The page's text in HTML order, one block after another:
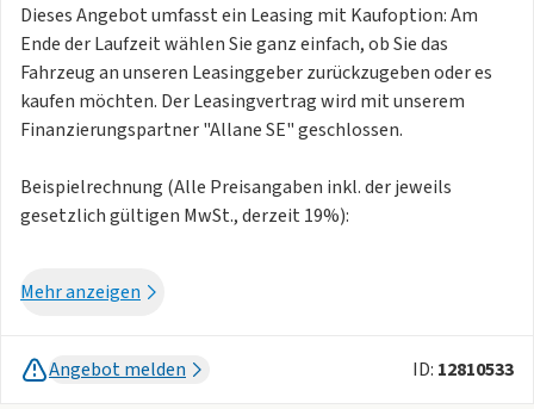
Dieses Angebot umfasst ein Leasing mit Kaufoption: Am
Ende der Laufzeit wählen Sie ganz einfach, ob Sie das
Fahrzeug an unseren Leasinggeber zurückzugeben oder es
kaufen möchten. Der Leasingvertrag wird mit unserem
Finanzierungspartner "Allane SE" geschlossen.
Beispielrechnung (Alle Preisangaben inkl. der jeweils
gesetzlich gültigen MwSt., derzeit 19%):
Laufleistung: 10.000 km / Jahr
Schlusszahlung 882,00 €
Preis bei Ausübung der Kaufoption 17.052,00 €
Mehr anzeigen
Angebot melden ID: 12810533